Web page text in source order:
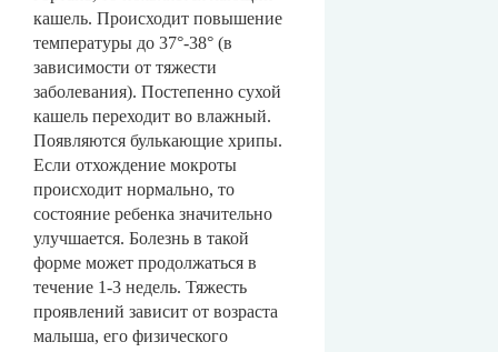
кашель. Происходит повышение
температуры до 37°-38° (в
зависимости от тяжести
заболевания). Постепенно сухой
кашель переходит во влажный.
Появляются булькающие хрипы.
Если отхождение мокроты
происходит нормально, то
состояние ребенка значительно
улучшается. Болезнь в такой
форме может продолжаться в
течение 1-3 недель. Тяжесть
проявлений зависит от возраста
малыша, его физического